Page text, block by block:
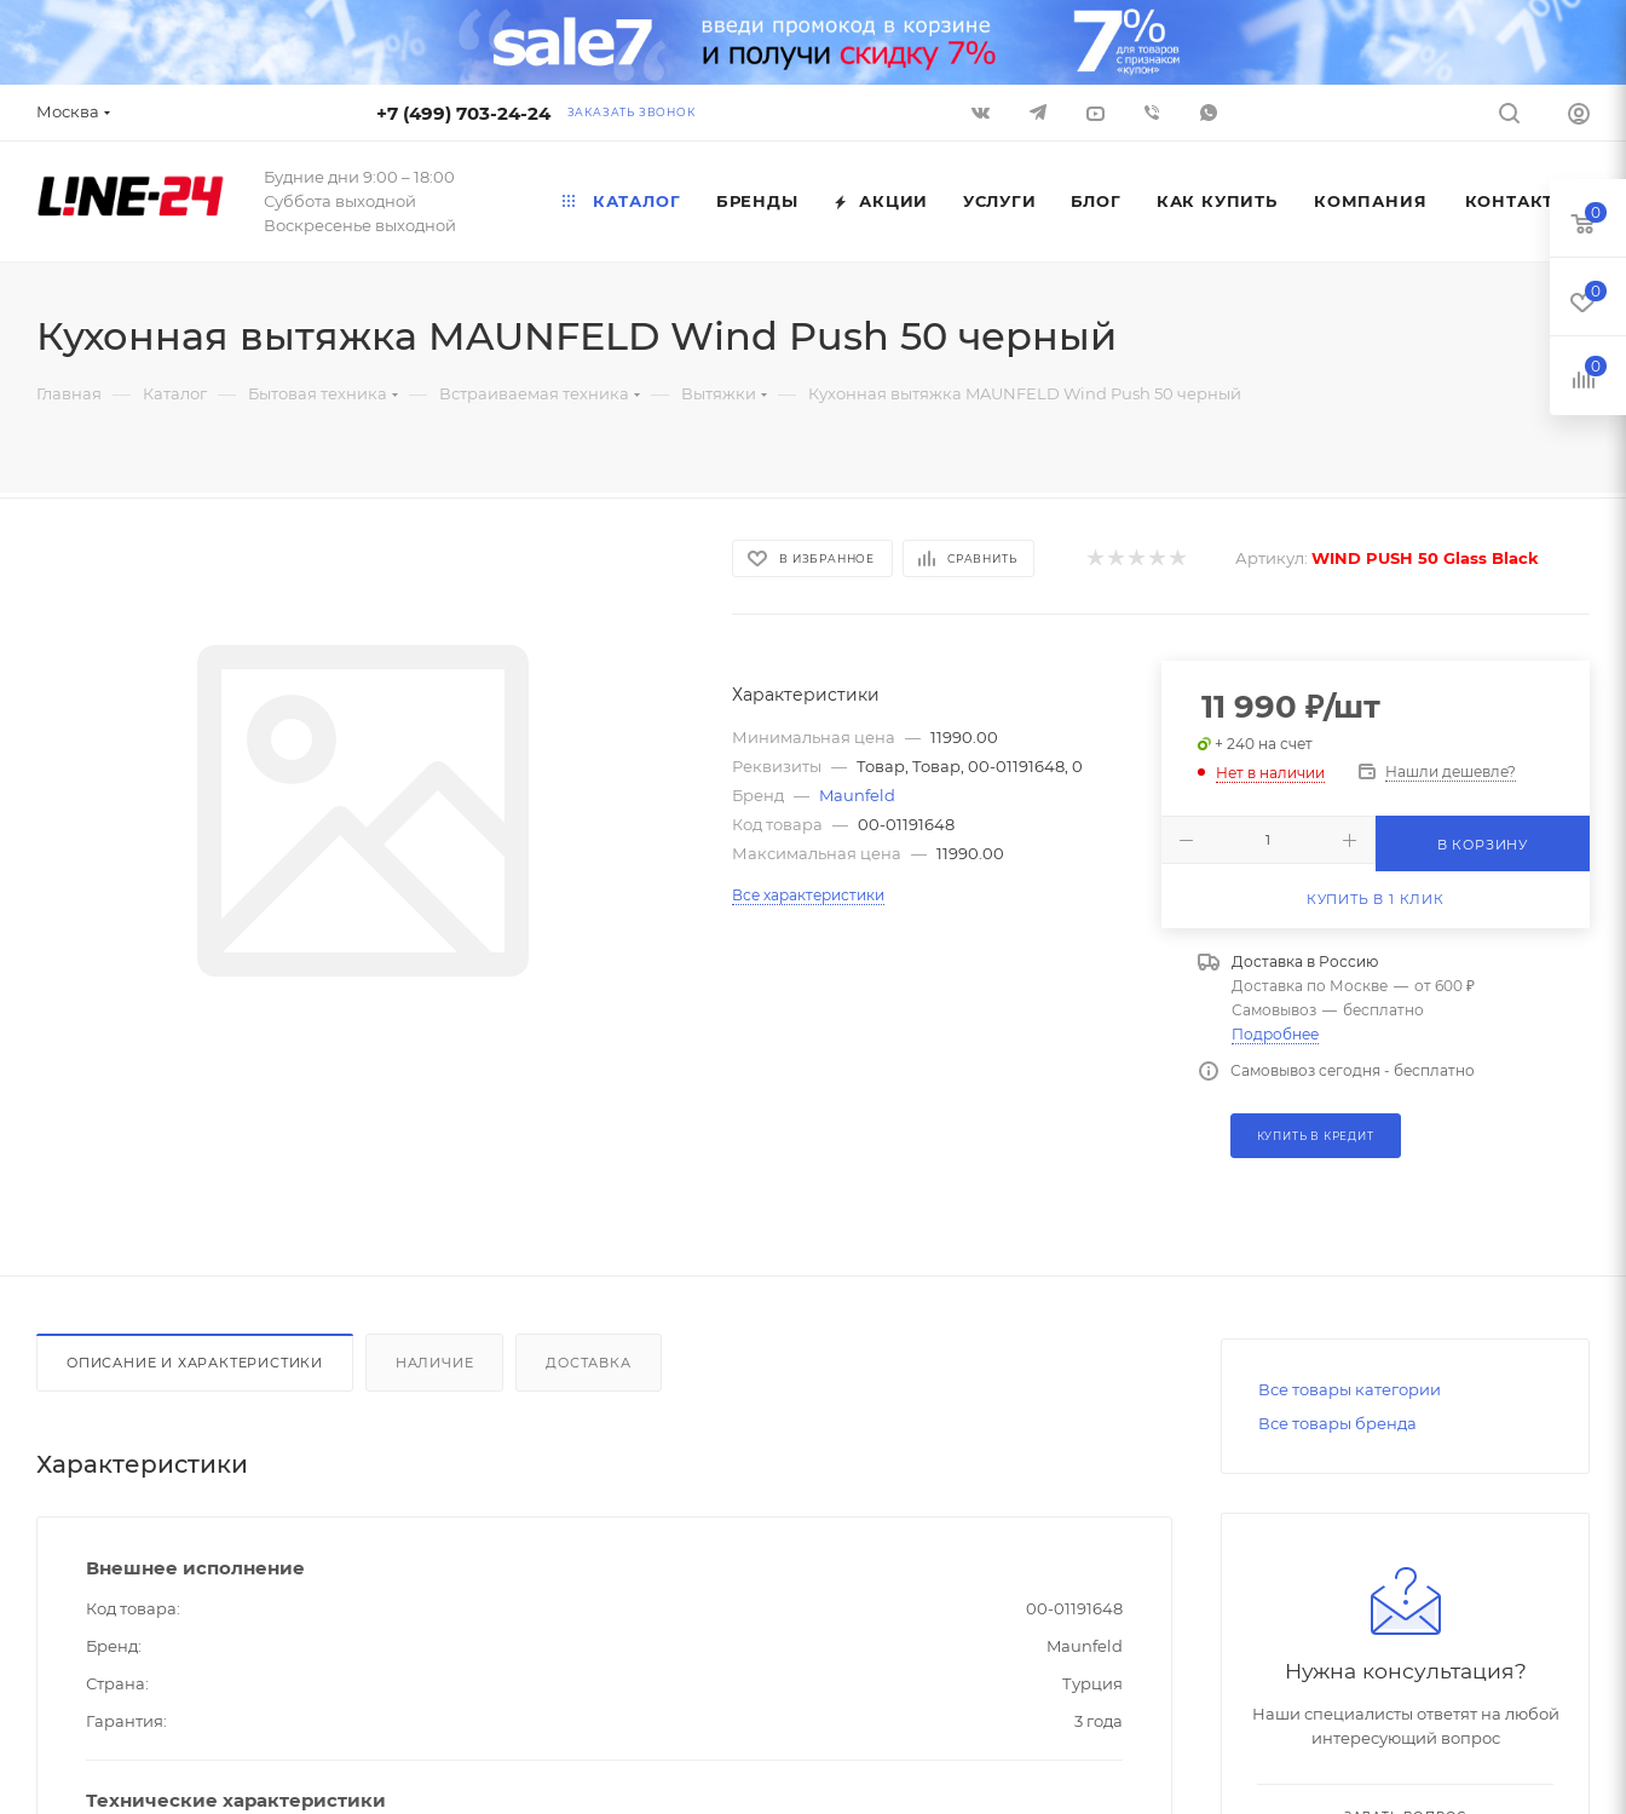
Москва +7 (499) 703-24-24 ЗАКАЗАТЬ ЗВОНОК
Будние дни 9:00 – 18:00
Суббота выходной
Воскресенье выходной
КАТАЛОГ БРЕНДЫ АКЦИИ УСЛУГИ БЛОГ КАК КУПИТЬ КОМПАНИЯ КОНТАКТЫ
Кухонная вытяжка MAUNFELD Wind Push 50 черный
Главная — Каталог — Бытовая техника — Встраиваемая техника — Вытяжки — Кухонная вытяжка MAUNFELD Wind Push 50 черный
В ИЗБРАННОЕ СРАВНИТЬ Артикул: WIND PUSH 50 Glass Black
Характеристики
Минимальная цена — 11990.00
Реквизиты — Товар, Товар, 00-01191648, 0
Бренд — Maunfeld
Код товара — 00-01191648
Максимальная цена — 11990.00
Все характеристики
11 990 ₽/шт
+ 240 на счет
Нет в наличии
Нашли дешевле?
В КОРЗИНУ
КУПИТЬ В 1 КЛИК
Доставка в Россию
Доставка по Москве — от 600 ₽
Самовывоз — бесплатно
Подробнее
Самовывоз сегодня - бесплатно
КУПИТЬ В КРЕДИТ
ОПИСАНИЕ И ХАРАКТЕРИСТИКИ НАЛИЧИЕ ДОСТАВКА
Характеристики
Внешнее исполнение
Код товара
00-01191648
Бренд
Maunfeld
Страна
Турция
Гарантия
3 года
Технические характеристики
Все товары категории
Все товары бренда
Нужна консультация?
Наши специалисты ответят на любой
интересующий вопрос
0
0
0